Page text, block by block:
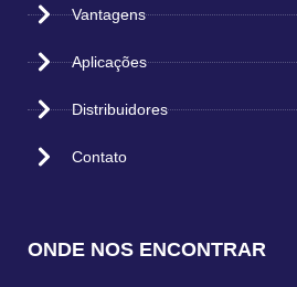
Vantagens
Aplicações
Distribuidores
Contato
ONDE NOS ENCONTRAR